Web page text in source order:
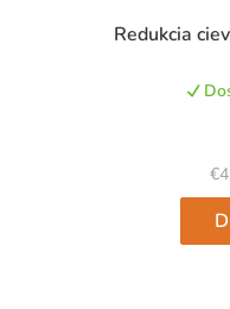
Redukcia